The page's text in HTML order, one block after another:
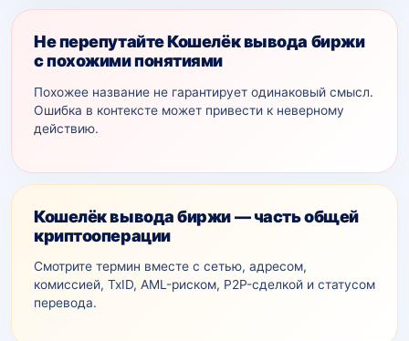
Не перепутайте Кошелёк вывода биржи
с похожими понятиями
Похожее название не гарантирует одинаковый смысл.
Ошибка в контексте может привести к неверному
действию.
Кошелёк вывода биржи — часть общей
криптооперации
Смотрите термин вместе с сетью, адресом,
комиссией, TxID, AML-рискoм, P2P-сделкой и статусом
перевода.